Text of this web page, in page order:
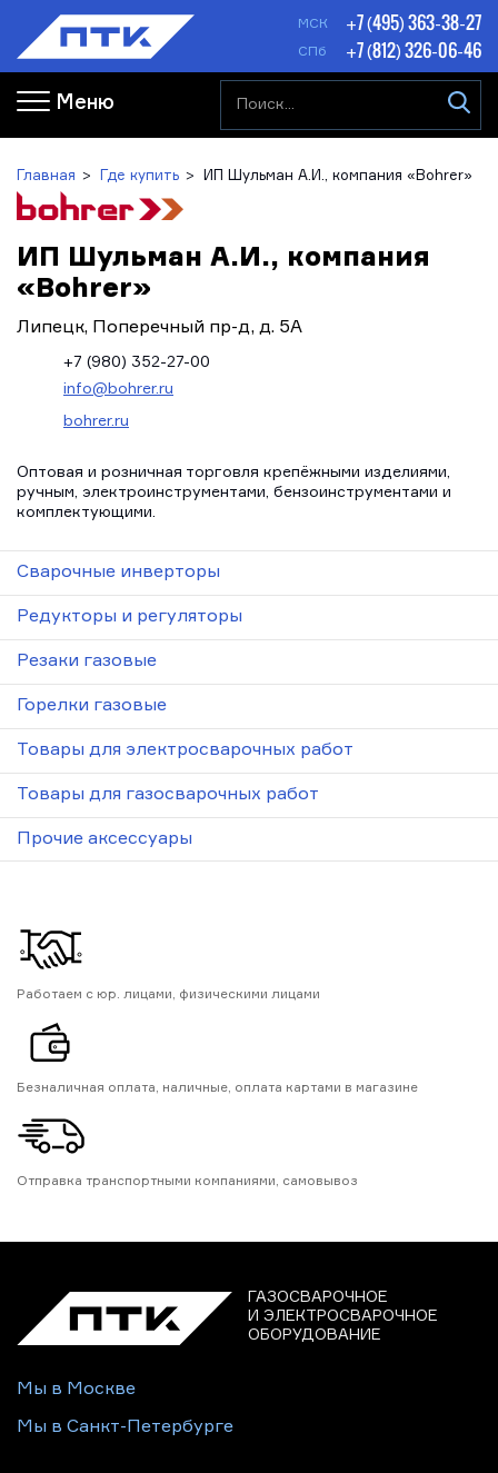
МСК +7 (495) 363-38-27
СПб +7 (812) 326-06-46
Меню
Главная Где купить ИП Шульман А.И., компания «Bohrer»
ИП Шульман А.И., компания
«Bohrer»
Липецк, Поперечный пр-д, д. 5А
+7 (980) 352-27-00
info@bohrer.ru
bohrer.ru
Оптовая и розничная торговля крепёжными изделиями,
ручным, электроинструментами, бензоинструментами и
комплектующими.
Сварочные инверторы
Редукторы и регуляторы
Резаки газовые
Горелки газовые
Товары для электросварочных работ
Товары для газосварочных работ
Прочие аксессуары
Работаем с юр. лицами, физическими лицами
Безналичная оплата, наличные, оплата картами в магазине
Отправка транспортными компаниями, самовывоз
ГАЗОСВАРОЧНОЕ
И ЭЛЕКТРОСВАРОЧНОЕ
ОБОРУДОВАНИЕ
Мы в Москве
Мы в Санкт-Петербурге